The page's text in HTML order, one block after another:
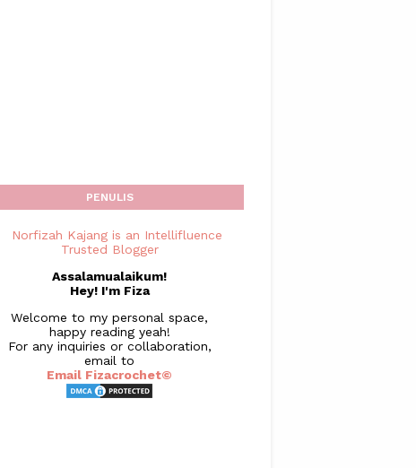
PENULIS
Assalamualaikum!
Hey! I'm Fiza
Welcome to my personal space,
happy reading yeah!
For any inquiries or collaboration,
email to
Email Fizacrochet©